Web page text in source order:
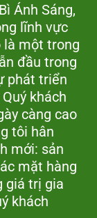
Ánh Sáng,
lĩnh vực
là một trong
đầu trong
phát triển
khách
càng cao
tôi hân
mới: sản
mặt hàng
giá trị gia
khách